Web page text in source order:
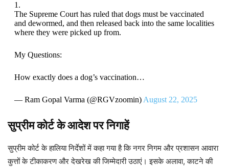
1.
The Supreme Court has ruled that dogs must be vaccinated
and dewormed, and then released back into the same localities
where they were picked up from.
My Questions:
How exactly does a dog’s vaccination…
— Ram Gopal Varma (@RGVzoomin) August 22, 2025
सुप्रीम कोर्ट के आदेश पर निगाहें
सुप्रीम कोर्ट के हालिया निर्देशों में कहा गया है कि नगर निगम और प्रशासन आवारा
कुत्तों के टीकाकरण और देखरेख की जिम्मेदारी उठाएं। इसके अलावा, काटने की